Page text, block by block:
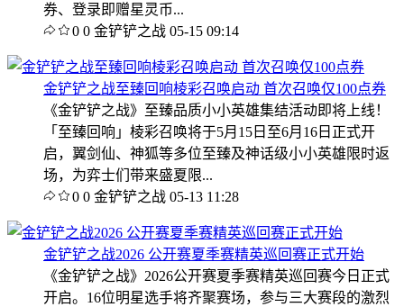
券、登录即赠星灵币...
0 0 金铲铲之战 05-15 09:14
金铲铲之战至臻回响棱彩召唤启动 首次召唤仅100点券
《金铲铲之战》至臻品质小小英雄集结活动即将上线！
「至臻回响」棱彩召唤将于5月15日至6月16日正式开
启，翼剑仙、神狐等多位至臻及神话级小小英雄限时返
场，为弈士们带来盛夏限...
0 0 金铲铲之战 05-13 11:28
金铲铲之战2026 公开赛夏季赛精英巡回赛正式开始
《金铲铲之战》2026公开赛夏季赛精英巡回赛今日正式
开启。16位明星选手将齐聚赛场，参与三大赛段的激烈